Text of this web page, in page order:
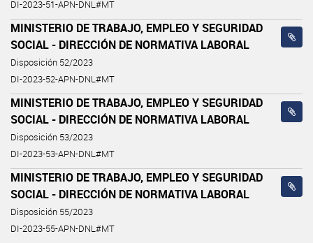
DI-2023-51-APN-DNL#MT
MINISTERIO DE TRABAJO, EMPLEO Y SEGURIDAD
SOCIAL - DIRECCIÓN DE NORMATIVA LABORAL
Disposición 52/2023
DI-2023-52-APN-DNL#MT
MINISTERIO DE TRABAJO, EMPLEO Y SEGURIDAD
SOCIAL - DIRECCIÓN DE NORMATIVA LABORAL
Disposición 53/2023
DI-2023-53-APN-DNL#MT
MINISTERIO DE TRABAJO, EMPLEO Y SEGURIDAD
SOCIAL - DIRECCIÓN DE NORMATIVA LABORAL
Disposición 55/2023
DI-2023-55-APN-DNL#MT